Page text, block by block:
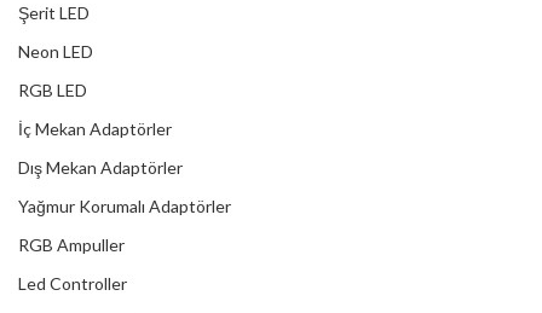
Şerit LED
Neon LED
RGB LED
İç Mekan Adaptörler
Dış Mekan Adaptörler
Yağmur Korumalı Adaptörler
RGB Ampuller
Led Controller